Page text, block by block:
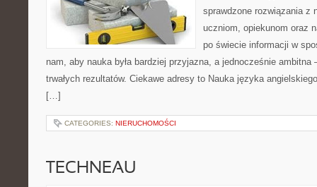
sprawdzone rozwiązania z
uczniom, opiekunom oraz
po świecie informacji w
nam, aby nauka była bardziej przyjazna, a jednocześnie ambitna
trwałych rezultatów. Ciekawe adresy to Nauka języka
[…]
CATEGORIES: NIERUCHOMOŚCI
TECHNEAU